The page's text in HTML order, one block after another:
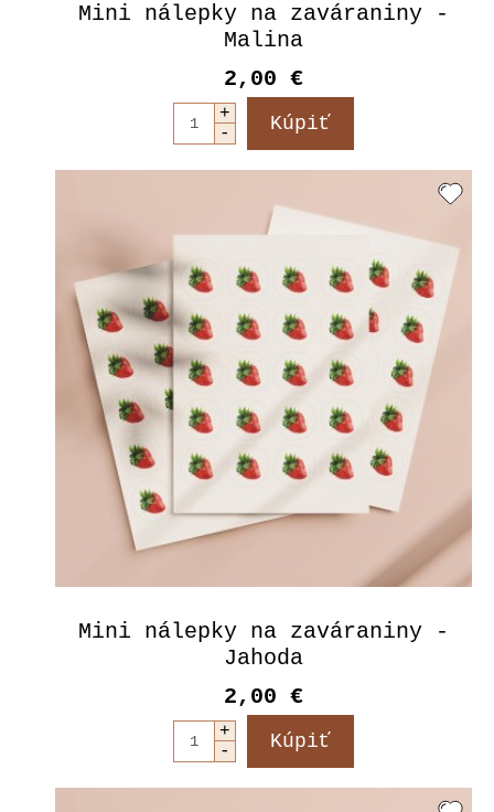
Mini nálepky na zaváraniny -
Malina
2,00 €
Mini nálepky na zaváraniny -
Jahoda
2,00 €